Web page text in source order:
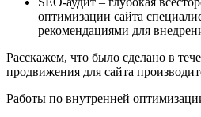
оптимизации сайта
рекомендациями для
Расскажем, что было сделано в
продвижения для сайта
Работы по внутренней